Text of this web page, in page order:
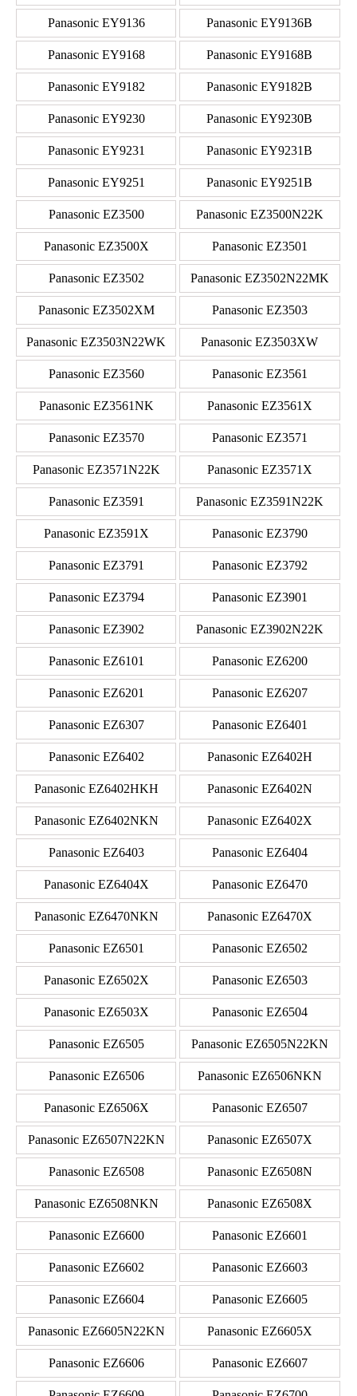
Panasonic EY9136 Panasonic EY9136B
Panasonic EY9168 Panasonic EY9168B
Panasonic EY9182 Panasonic EY9182B
Panasonic EY9230 Panasonic EY9230B
Panasonic EY9231 Panasonic EY9231B
Panasonic EY9251 Panasonic EY9251B
Panasonic EZ3500 Panasonic EZ3500N22K
Panasonic EZ3500X Panasonic EZ3501
Panasonic EZ3502 Panasonic EZ3502N22MK
Panasonic EZ3502XM Panasonic EZ3503
Panasonic EZ3503N22WK Panasonic EZ3503XW
Panasonic EZ3560 Panasonic EZ3561
Panasonic EZ3561NK Panasonic EZ3561X
Panasonic EZ3570 Panasonic EZ3571
Panasonic EZ3571N22K Panasonic EZ3571X
Panasonic EZ3591 Panasonic EZ3591N22K
Panasonic EZ3591X Panasonic EZ3790
Panasonic EZ3791 Panasonic EZ3792
Panasonic EZ3794 Panasonic EZ3901
Panasonic EZ3902 Panasonic EZ3902N22K
Panasonic EZ6101 Panasonic EZ6200
Panasonic EZ6201 Panasonic EZ6207
Panasonic EZ6307 Panasonic EZ6401
Panasonic EZ6402 Panasonic EZ6402H
Panasonic EZ6402HKH Panasonic EZ6402N
Panasonic EZ6402NKN Panasonic EZ6402X
Panasonic EZ6403 Panasonic EZ6404
Panasonic EZ6404X Panasonic EZ6470
Panasonic EZ6470NKN Panasonic EZ6470X
Panasonic EZ6501 Panasonic EZ6502
Panasonic EZ6502X Panasonic EZ6503
Panasonic EZ6503X Panasonic EZ6504
Panasonic EZ6505 Panasonic EZ6505N22KN
Panasonic EZ6506 Panasonic EZ6506NKN
Panasonic EZ6506X Panasonic EZ6507
Panasonic EZ6507N22KN Panasonic EZ6507X
Panasonic EZ6508 Panasonic EZ6508N
Panasonic EZ6508NKN Panasonic EZ6508X
Panasonic EZ6600 Panasonic EZ6601
Panasonic EZ6602 Panasonic EZ6603
Panasonic EZ6604 Panasonic EZ6605
Panasonic EZ6605N22KN Panasonic EZ6605X
Panasonic EZ6606 Panasonic EZ6607